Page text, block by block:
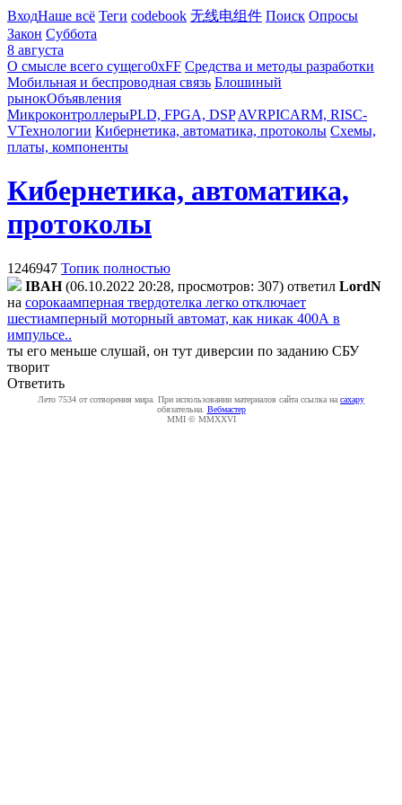
ВходНаше всё Теги codebook 无线电组件 Поиск Опросы
Закон Суббота
8 августа
О смысле всего сущего0xFF Средства и методы разработки
Мобильная и беспроводная связь Блошиный
рынокОбъявления
МикроконтроллерыPLD, FPGA, DSP AVRPICARM, RISC-
VТехнологии Кибернетика, автоматика, протоколы Схемы,
платы, компоненты
Кибернетика, автоматика,
протоколы
1246947 Топик полностью
IBAH (06.10.2022 20:28, просмотров: 307) ответил LordN
на сорокаамперная твердотелка легко отключает
шестиамперный моторный автомат, как никак 400А в
импульсе..
ты его меньше слушай, он тут диверсии по заданию СБУ
творит
Ответить
Лето 7534 от сотворения мира. При использовании материалов сайта ссылка на caxapу
обязательна. Вебмастер
MMI © MMXXVI